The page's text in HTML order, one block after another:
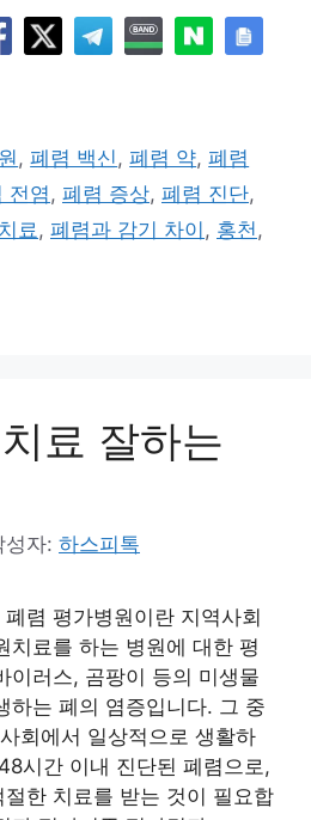
,폐렴 백신,폐렴 약,폐렴
전염, 폐렴 증상, 폐렴 진단,
료, 폐렴과 감기 차이 , 홍천,
료 잘하는
성자: 하스피톡
렴 평가병원이란 지역사회
치료를 하는 병원에 대한 평
이러스, 곰팡이 등의 미생물
하는 폐의 염증입니다. 그 중
회에서 일상적으로 생활하
시간 이내 진단된 폐렴으로,
한 치료를 받는 것이 필요합